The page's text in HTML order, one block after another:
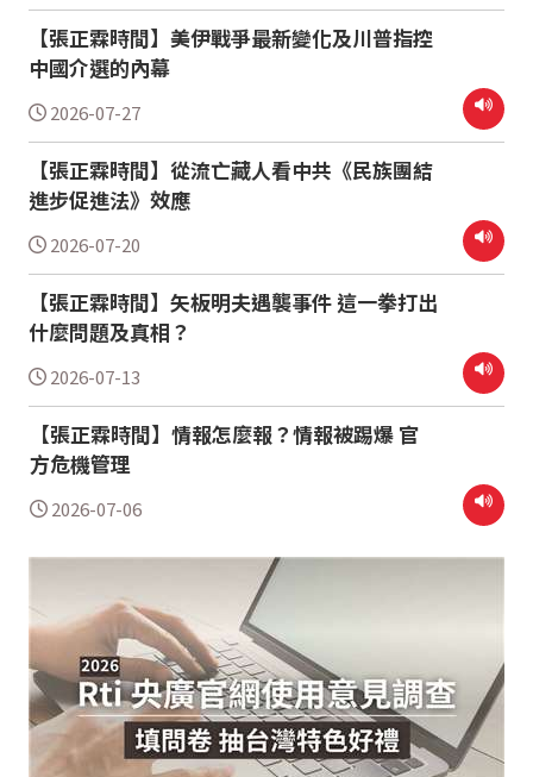
【張正霖時間】美伊戰爭最新變化及川普指控
中國介選的內幕
2026-07-27
【張正霖時間】從流亡藏人看中共《民族團結
進步促進法》效應
2026-07-20
【張正霖時間】矢板明夫遇襲事件 這一拳打出
什麼問題及真相？
2026-07-13
【張正霖時間】情報怎麼報？情報被踢爆 官
方危機管理
2026-07-06